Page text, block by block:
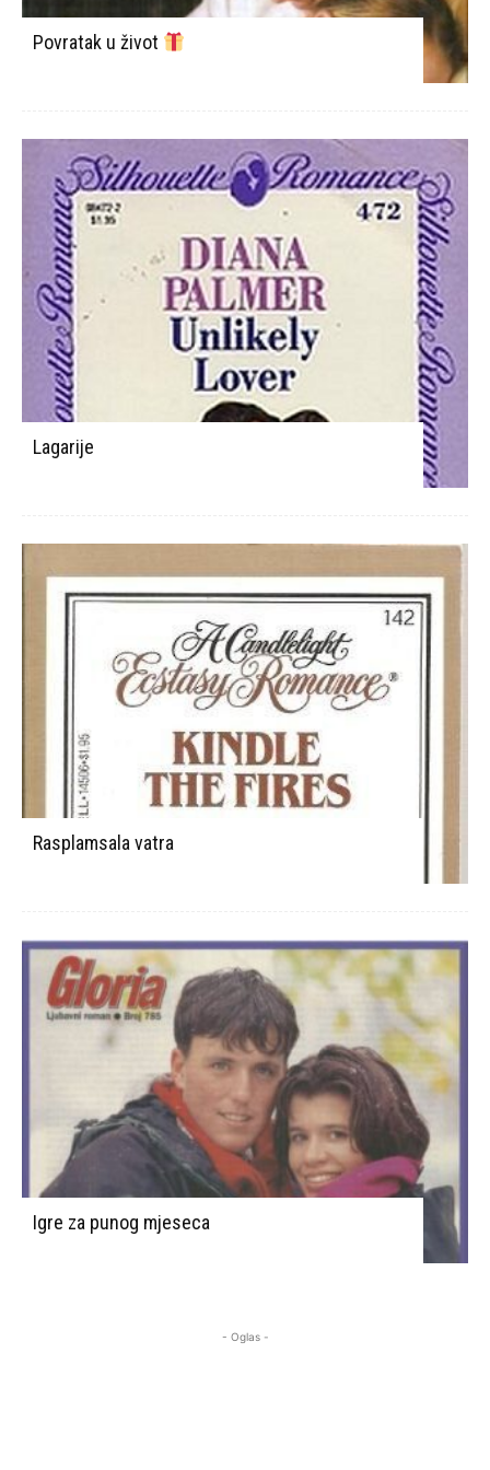
Povratak u život
Lagarije
Rasplamsala vatra
Igre za punog mjeseca
- Oglas -